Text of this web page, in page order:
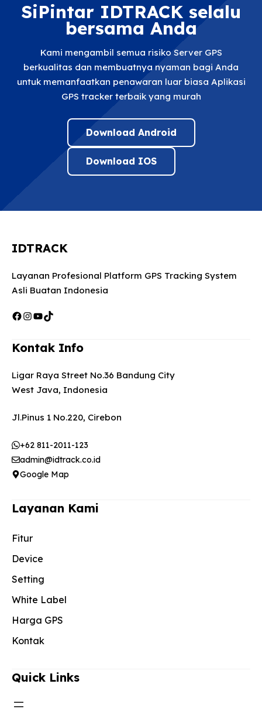
SiPintar IDTRACK selalu
bersama Anda
Kami mengambil semua risiko Server GPS
berkualitas dan membuatnya nyaman bagi Anda
untuk memanfaatkan penawaran luar biasa Aplikasi
GPS tracker terbaik yang murah
Download Android
Download IOS
IDTRACK
Layanan Profesional Platform GPS Tracking System
Asli Buatan Indonesia
Facebook
Instagram
YouTube
TikTok
Kontak Info
Ligar Raya Street No.36 Bandung City
West Java, Indonesia
Jl.Pinus 1 No.220, Cirebon
+62 811-2011-123
admin@idtrack.co.id
Google Map
Layanan Kami
Fitur
Device
Setting
White Label
Harga GPS
Kontak
Quick Links